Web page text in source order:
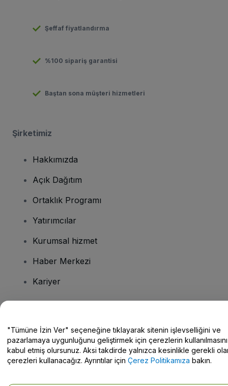
Şeffaf fiyatlandırma
%100 sipariş garantisi
Baştan sona müşteri hizmetleri
Şirketimiz
Hakkımızda
Açık Dağıtım
Ortaklık Programı
Yatırımcılar
Kurumsal hizmet
Haber Merkezi
Kariyer
Yardım Merkezi / Bize Ulaşın
"Tümüne İzin Ver" seçeneğine tıklayarak sitenin işlevselliğini ve
pazarlamaya uygunluğunu geliştirmek için çerezlerin kullanılmasını
kabul etmiş olursunuz. Aksi takdirde yalnızca kesinlikle gerekli
çerezleri kullanacağız. Ayrıntılar için Çerez Politikamıza bakın.